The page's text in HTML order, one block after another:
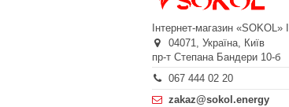
Інтернет-магазин «SOKOL»
04071,Україна, Київ
пр-т Степана Бандери 10-б
067 444 02 20
zakaz@sokol.energy